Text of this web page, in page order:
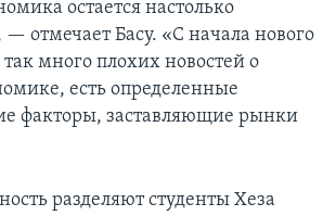
остается настолько
— отмечает Басу. «С начала нового
много плохих новостей о
есть определенные
факторы, заставляющие рынки
разделяют студенты Хеза